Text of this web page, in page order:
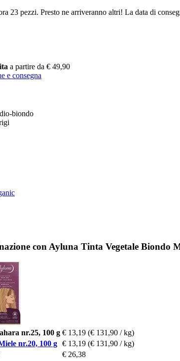
23 pezzi. Presto ne arriveranno altri! La data di
a partire da € 49,90
e consegna
biondo
con Ayluna Tinta Vegetale Biondo
nr.25, 100 g € 13,19 (€ 131,90 / kg)
nr.20, 100 g € 13,19 (€ 131,90 / kg)
€ 26,38